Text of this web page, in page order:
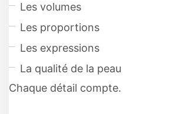
Les volumes
Les proportions
Les expressions
La qualité de la peau
Chaque détail compte.